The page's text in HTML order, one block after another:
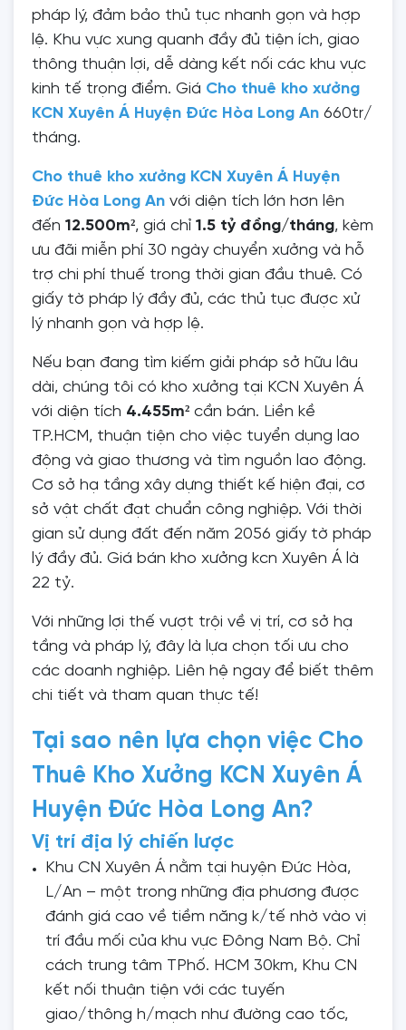
pháp lý, đảm bảo thủ tục nhanh gọn và hợp
lệ. Khu vực xung quanh đầy đủ tiện ích, giao
thông thuận lợi, dễ dàng kết nối các khu vực
kinh tế trọng điểm. Giá Cho thuê kho xưởng
KCN Xuyên Á Huyện Đức Hòa Long An 660tr/
tháng.
Cho thuê kho xưởng KCN Xuyên Á Huyện
Đức Hòa Long An với diện tích lớn hơn lên
đến 12.500m², giá chỉ 1.5 tỷ đồng/tháng, kèm
ưu đãi miễn phí 30 ngày chuyển xưởng và hỗ
trợ chi phí thuế trong thời gian đầu thuê. Có
giấy tờ pháp lý đầy đủ, các thủ tục được xử
lý nhanh gọn và hợp lệ.
Nếu bạn đang tìm kiếm giải pháp sở hữu lâu
dài, chúng tôi có kho xưởng tại KCN Xuyên Á
với diện tích 4.455m² cần bán. Liền kề
TP.HCM, thuận tiện cho việc tuyển dụng lao
động và giao thương và tìm nguồn lao động.
Cơ sở hạ tầng xây dựng thiết kế hiện đại, cơ
sở vật chất đạt chuẩn công nghiệp. Với thời
gian sử dụng đất đến năm 2056 giấy tờ pháp
lý đầy đủ. Giá bán kho xưởng kcn Xuyên Á là
22 tỷ.
Với những lợi thế vượt trội về vị trí, cơ sở hạ
tầng và pháp lý, đây là lựa chọn tối ưu cho
các doanh nghiệp. Liên hệ ngay để biết thêm
chi tiết và tham quan thực tế!
Tại sao nên lựa chọn việc Cho
Thuê Kho Xưởng KCN Xuyên Á
Huyện Đức Hòa Long An?
Vị trí địa lý chiến lược
Khu CN Xuyên Á nằm tại huyện Đức Hòa,
L/An – một trong những địa phương được
đánh giá cao về tiềm năng k/tế nhờ vào vị
trí đầu mối của khu vực Đông Nam Bộ. Chỉ
cách trung tâm TPhố. HCM 30km, Khu CN
kết nối thuận tiện với các tuyến
giao/thông h/mạch như đường cao tốc,